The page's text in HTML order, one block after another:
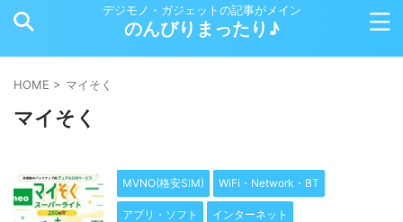
デジモノ・ガジェットの記事がメイン
のんびりまったり♪
HOME > マイそく
マイそく
MVNO(格安SIM) WiFi・Network・BT
アプリ・ソフト インターネット